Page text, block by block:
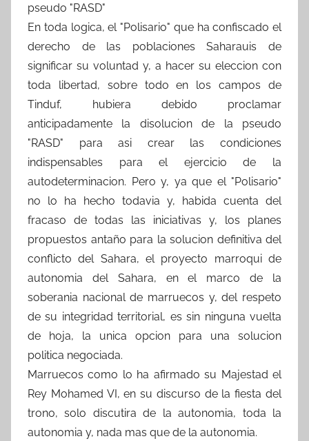
pseudo "RASD"
En toda logica, el "Polisario" que ha confiscado el
derecho de las poblaciones Saharauis de
significar su voluntad y, a hacer su eleccion con
toda libertad, sobre todo en los campos de
Tinduf, hubiera debido proclamar
anticipadamente la disolucion de la pseudo
"RASD" para asi crear las condiciones
indispensables para el ejercicio de la
autodeterminacion. Pero y, ya que el "Polisario"
no lo ha hecho todavia y, habida cuenta del
fracaso de todas las iniciativas y, los planes
propuestos antaño para la solucion definitiva del
conflicto del Sahara, el proyecto marroqui de
autonomia del Sahara, en el marco de la
soberania nacional de marruecos y, del respeto
de su integridad territorial, es sin ninguna vuelta
de hoja, la unica opcion para una solucion
politica negociada.
Marruecos como lo ha afirmado su Majestad el
Rey Mohamed VI, en su discurso de la fiesta del
trono, solo discutira de la autonomia, toda la
autonomia y, nada mas que de la autonomia.